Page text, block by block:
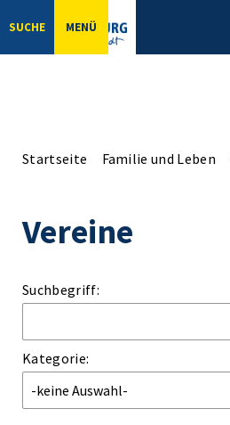
SUCHE MENÜ
Startseite Familie und Leben
Vereine
Suchbegriff:
Kategorie: